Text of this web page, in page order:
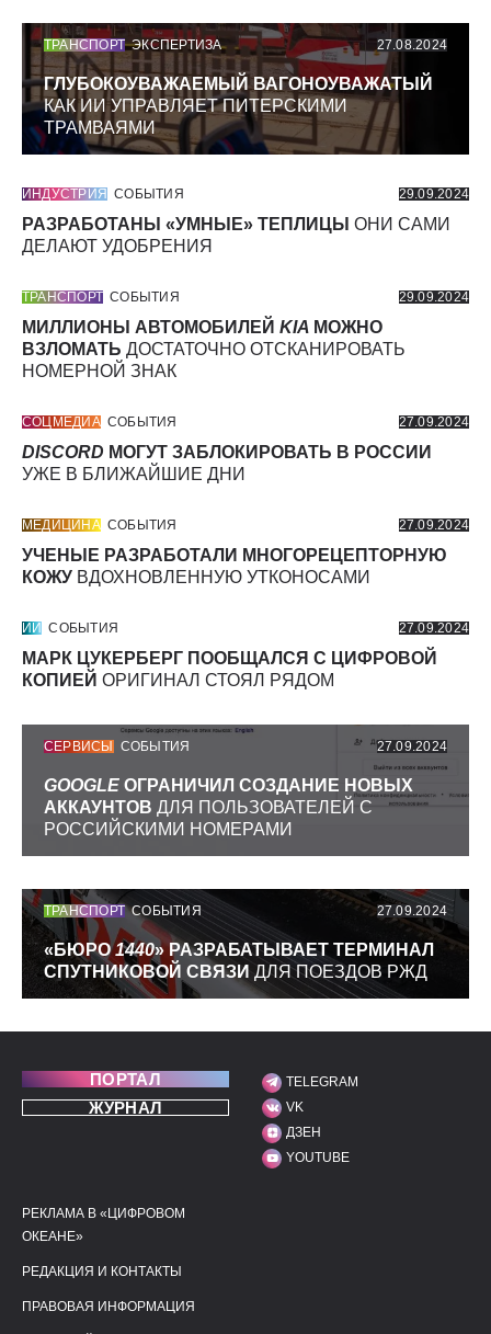
ТРАНСПОРТ ЭКСПЕРТИЗА 27.08.2024
ГЛУБОКОУВАЖАЕМЫЙ ВАГОНОУВАЖАТЫЙ
КАК ИИ УПРАВЛЯЕТ ПИТЕРСКИМИ
ТРАМВАЯМИ
ИНДУСТРИЯ СОБЫТИЯ 29.09.2024
РАЗРАБОТАНЫ «УМНЫЕ» ТЕПЛИЦЫ ОНИ САМИ
ДЕЛАЮТ УДОБРЕНИЯ
ТРАНСПОРТ СОБЫТИЯ 29.09.2024
МИЛЛИОНЫ АВТОМОБИЛЕЙ KIA МОЖНО
ВЗЛОМАТЬ ДОСТАТОЧНО ОТСКАНИРОВАТЬ
НОМЕРНОЙ ЗНАК
СОЦМЕДИА СОБЫТИЯ 27.09.2024
DISCORD МОГУТ ЗАБЛОКИРОВАТЬ В РОССИИ
УЖЕ В БЛИЖАЙШИЕ ДНИ
МЕДИЦИНА СОБЫТИЯ 27.09.2024
УЧЕНЫЕ РАЗРАБОТАЛИ МНОГОРЕЦЕПТОРНУЮ
КОЖУ ВДОХНОВЛЕННУЮ УТКОНОСАМИ
ИИ СОБЫТИЯ 27.09.2024
МАРК ЦУКЕРБЕРГ ПООБЩАЛСЯ С ЦИФРОВОЙ
КОПИЕЙ ОРИГИНАЛ СТОЯЛ РЯДОМ
СЕРВИСЫ СОБЫТИЯ 27.09.2024
GOOGLE ОГРАНИЧИЛ СОЗДАНИЕ НОВЫХ
АККАУНТОВ ДЛЯ ПОЛЬЗОВАТЕЛЕЙ С
РОССИЙСКИМИ НОМЕРАМИ
ТРАНСПОРТ СОБЫТИЯ 27.09.2024
«БЮРО1440» РАЗРАБАТЫВАЕТ ТЕРМИНАЛ
СПУТНИКОВОЙ СВЯЗИ ДЛЯ ПОЕЗДОВ РЖД
ПОРТАЛ
ЖУРНАЛ
МЫ В СОЦИАЛЬНЫХ
TELEGRAM
VK
ДЗЕН
YOUTUBE
ПОЛЕЗНЫЕ ССЫЛКИ
РЕКЛАМА В «ЦИФРОВОМ
ОКЕАНЕ»
РЕДАКЦИЯ И КОНТАКТЫ
ПРАВОВАЯ ИНФОРМАЦИЯ